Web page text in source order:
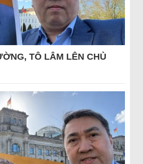
TÔ LÂM LÊN CHỦ